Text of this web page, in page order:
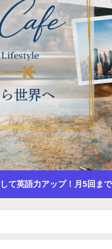
て英語力アップ！月5回ま